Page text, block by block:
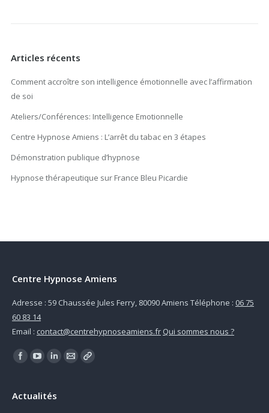
Articles récents
Comment accroître son intelligence émotionnelle avec l’affirmation
de soi
Ateliers/Conférences: Intelligence Emotionnelle
Centre Hypnose Amiens : L’arrêt du tabac en 3 étapes
Démonstration publique d’hypnose
Hypnose thérapeutique sur France Bleu Picardie
Centre Hypnose Amiens
Adresse : 59 Chaussée Jules Ferry, 80090 Amiens Téléphone : 06 75
60 83 14
Email : contact@centrehypnoseamiens.fr Qui sommes nous ?
Find us on:
Actualités